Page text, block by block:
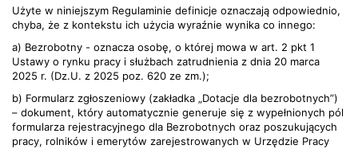
Użyte w niniejszym Regulaminie definicje oznaczają odpowiednio,
chyba, że z kontekstu ich użycia wyraźnie wynika co innego:
a) Bezrobotny - oznacza osobę, o której mowa w art. 2 pkt 1
Ustawy o rynku pracy i służbach zatrudnienia z dnia 20 marca
2025 r. (Dz.U. z 2025 poz. 620 ze zm.);
b) Formularz zgłoszeniowy (zakładka „Dotacje dla bezrobotnych”)
– dokument, który automatycznie generuje się z wypełnionych pól
formularza rejestracyjnego dla Bezrobotnych oraz poszukujących
pracy, rolników i emerytów zarejestrowanych w Urzędzie Pracy